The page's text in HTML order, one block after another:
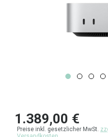
1.389,00 €
Preise inkl. gesetzlicher MwSt.